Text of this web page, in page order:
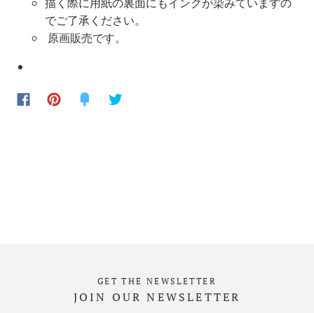
でご了承ください。
原画販売です。
GET THE NEWSLETTER
JOIN OUR NEWSLETTER